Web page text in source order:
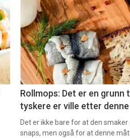
akkurat
nå
-
6
Rollmops: Det er en grunn
tyskere er ville etter
Det er ikke bare for at den
snaps, men også for at denne